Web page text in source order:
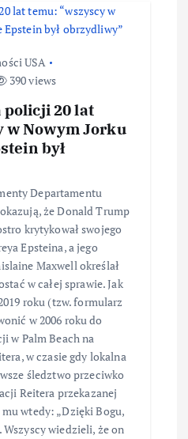
USA
390 views
policji 20 lat
w Nowym Jorku
był
Departamentu
że Donald Trump
krytykował swojego
Epsteina, a jego
Maxwell określał
w całej sprawie. Jak
roku (tzw. formularz
w 2006 roku do
w Palm Beach na
w czasie gdy lokalna
śledztwo przeciwko
Reitera przekazanej
wtedy: „Dzięki Bogu,
wiedzieli, że on